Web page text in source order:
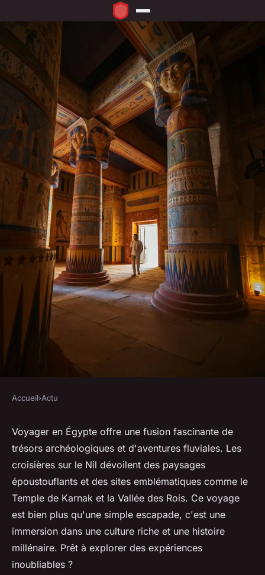
Voyagez en Égypte : entre
trésors et croisières
inoubliables
Clément •24 décembre 2024•3 min de lecture
Accueil›Actu
Voyager en Égypte offre une fusion fascinante de
trésors archéologiques et d'aventures fluviales. Les
croisières sur le Nil dévoilent des paysages
époustouflants et des sites emblématiques comme le
Temple de Karnak et la Vallée des Rois. Ce voyage
est bien plus qu'une simple escapade, c'est une
immersion dans une culture riche et une histoire
millénaire. Prêt à explorer des expériences
inoubliables ?